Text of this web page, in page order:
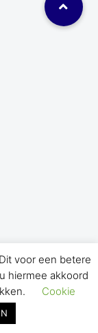
voor een betere
hiermee akkoord
Cookie